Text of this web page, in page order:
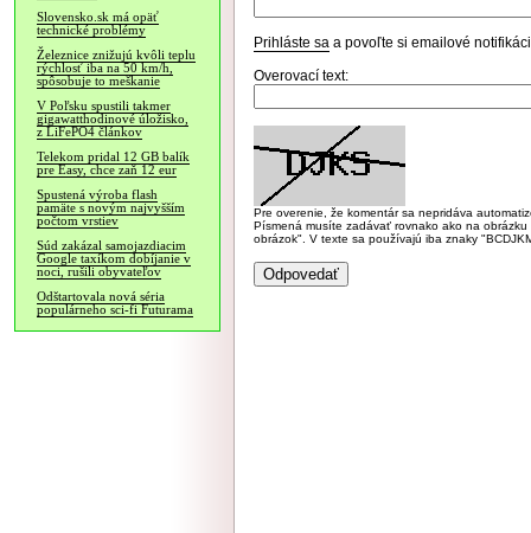
Slovensko.sk má opäť
technické problémy
Železnice znižujú kvôli teplu
rýchlosť iba na 50 km/h,
spôsobuje to meškanie
V Poľsku spustili takmer
gigawatthodinové úložisko,
z LiFePO4 článkov
Telekom pridal 12 GB balík
pre Easy, chce zaň 12 eur
Spustená výroba flash
pamäte s novým najvyšším
počtom vrstiev
Súd zakázal samojazdiacim
Google taxíkom dobíjanie v
noci, rušili obyvateľov
Odštartovala nová séria
populárneho sci-fi Futurama
Prihláste sa a povoľte si emailové
Overovací text:
Pre overenie, že komentár sa nepridáva
Písmená musíte zadávať rovnako ako na
obrázok". V texte sa používajú iba znaky